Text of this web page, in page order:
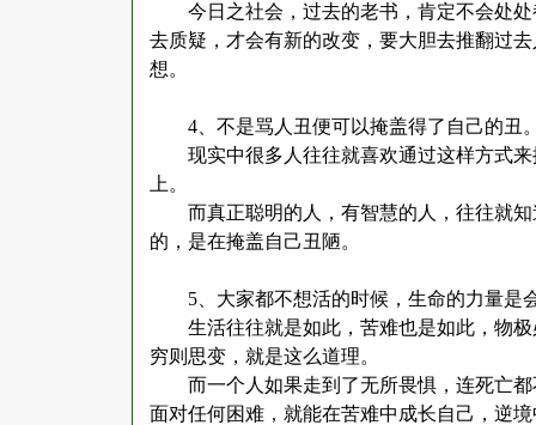
今日之社会，过去的老书，肯定不会处
去质疑，才会有新的改变，要大胆去推翻过
想。
4 、不是骂人丑便可以掩盖得了自己的
现实中很多人往往就喜欢通过这样方式
上。
而真正聪明的人，有智慧的人，往往就
的，是在掩盖自己丑陋。
5 、大家都不想活的时候，生命的力量
生活往往就是如此，苦难也是如此，物
穷则思变，就是这么道理。
而一个人如果走到了无所畏惧，连死亡
面对任何困难，就能在苦难中成长自己，逆